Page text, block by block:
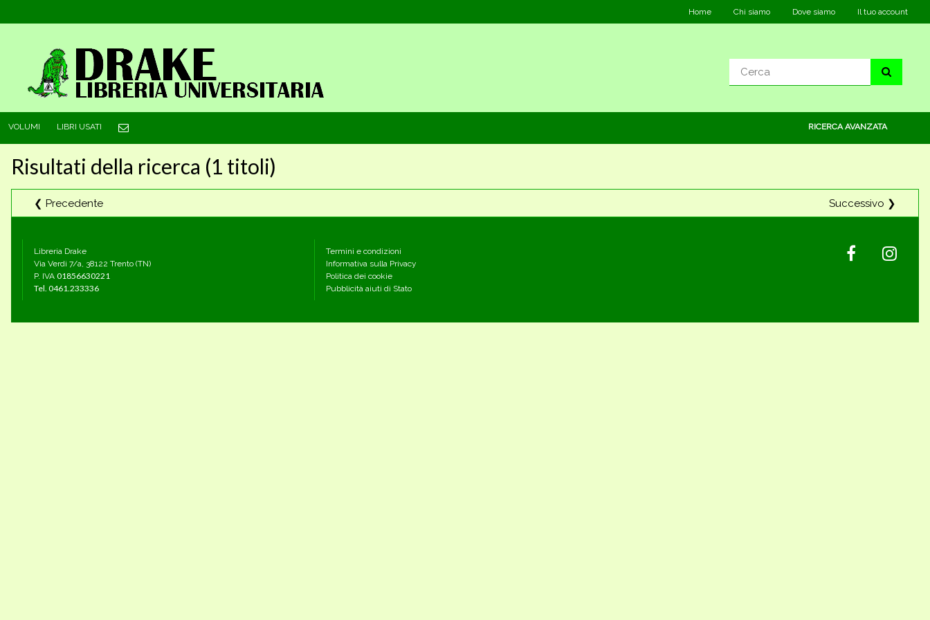
Home Chi siamo Dove siamo Il tuo account
VOLUMI LIBRI USATI RICERCA AVANZATA
Risultati della ricerca (1 titoli)
❮ Precedente Successivo ❯
Libreria Drake
Via Verdi 7/a, 38122 Trento (TN)
P. IVA 01856630221
Tel. 0461.233336
Termini e condizioni
Informativa sulla Privacy
Politica dei cookie
Pubblicità aiuti di Stato